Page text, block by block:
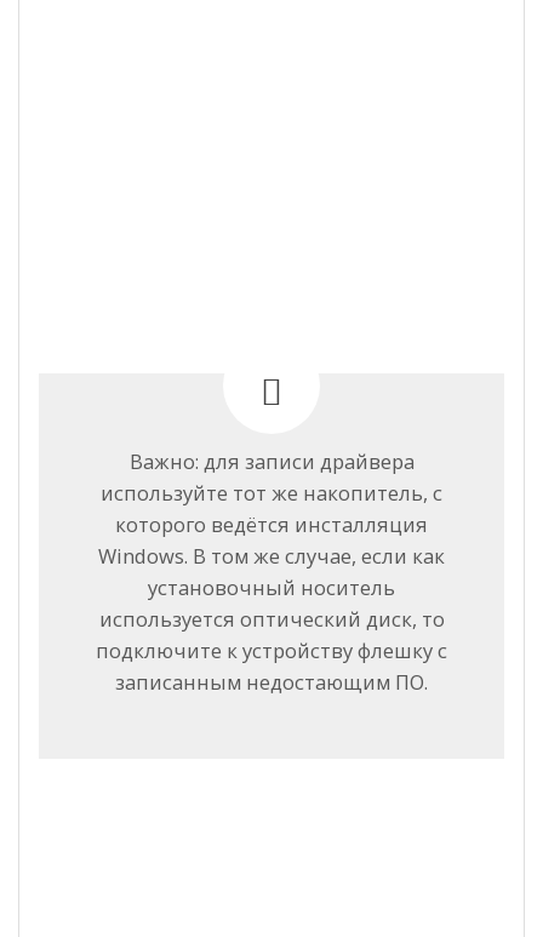
Важно: для записи драйвера
используйте тот же накопитель, с
которого ведётся инсталляция
Windows. В том же случае, если как
установочный носитель
используется оптический диск, то
подключите к устройству флешку с
записанным недостающим ПО.